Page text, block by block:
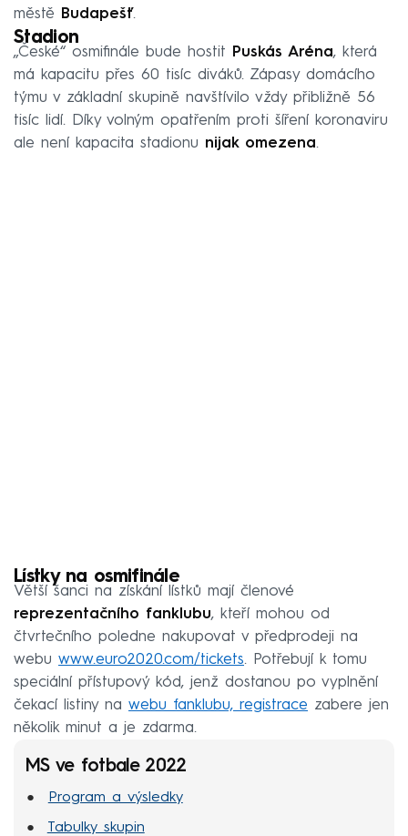
městě
Budapešť.
Stadion
„České“ osmifinále bude hostit Puskás Aréna, která
má kapacitu přes 60 tisíc diváků. Zápasy domácího
týmu v základní skupině navštívilo vždy přibližně 56
tisíc lidí. Díky volným opatřením proti šíření koronaviru
ale není kapacita stadionu nijak omezena.
Lístky na osmifinále
Větší šanci na získání lístků mají členové
reprezentačního fanklubu, kteří mohou od
čtvrtečního poledne nakupovat v předprodeji na
webu www.euro2020.com/tickets. Potřebují k tomu
speciální přístupový kód, jenž dostanou po vyplnění
čekací listiny na webu fanklubu, registrace zabere jen
několik minut a je zdarma.
MS ve fotbale 2022
Program a výsledky
Tabulky skupin